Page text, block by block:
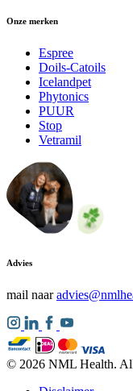
Onze merken
Espree
Doils-Catoils
Icelandpet
Phytonics
PUUR
Stop
Vetramil
Advies
mail naar
© 2026 NML Health.